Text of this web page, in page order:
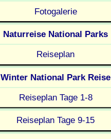
Fotogalerie
Naturreise National Parks
Reiseplan
Winter National Park Reise
Reiseplan Tage 1-8
Reiseplan Tage 9-15